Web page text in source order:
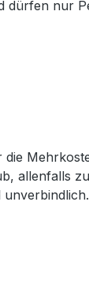
dürfen nur
allenfalls